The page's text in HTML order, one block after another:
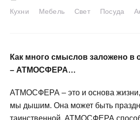
Кухни Мебель Свет Посуда
Как много смыслов заложено в
– АТМОСФЕРА…
АТМОСФЕРА – это и основа жизни,
мы дышим. Она может быть
таинственной, АТМОСФЕРА